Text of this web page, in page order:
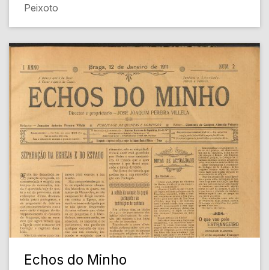
Peixoto
- Projecto da Constituição Portugueza [Política
Nacional]
- Melhoramentos de Braga [Infraestrutura
Urbana]
- Monarchias ou republicas [Política]
- A separação [Religião e Estado]
[Conteúdo Gerado por Inteligência Artificial,
pode conter erros]
Echos do Minho